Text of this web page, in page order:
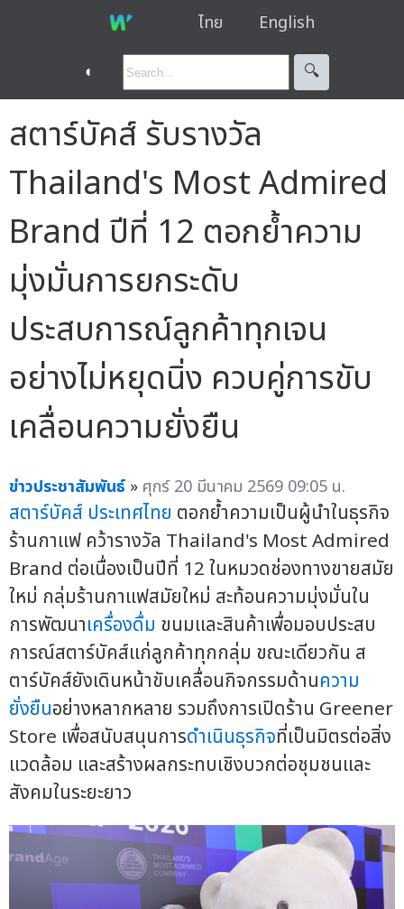
ไทย English
◐ 🔍︎
สตาร์บัคส์ รับรางวัล
Thailand's Most Admired
Brand ปีที่ 12 ตอกย้ำความ
มุ่งมั่นการยกระดับ
ประสบการณ์ลูกค้าทุกเจน
อย่างไม่หยุดนิ่ง ควบคู่การขับ
เคลื่อนความยั่งยืน
ข่าวประชาสัมพันธ์ » ศุกร์ 20 มีนาคม 2569 09:05 น.
สตาร์บัคส์ ประเทศไทย ตอกย้ำความเป็นผู้นำในธุรกิจ
ร้านกาแฟ คว้ารางวัล Thailand's Most Admired
Brand ต่อเนื่องเป็นปีที่ 12 ในหมวดช่องทางขายสมัย
ใหม่ กลุ่มร้านกาแฟสมัยใหม่ สะท้อนความมุ่งมั่นใน
การพัฒนาเครื่องดื่ม ขนมและสินค้าเพื่อมอบประสบ
การณ์สตาร์บัคส์แก่ลูกค้าทุกกลุ่ม ขณะเดียวกัน ส
ตาร์บัคส์ยังเดินหน้าขับเคลื่อนกิจกรรมด้านความ
ยั่งยืนอย่างหลากหลาย รวมถึงการเปิดร้าน Greener
Store เพื่อสนับสนุนการดำเนินธุรกิจที่เป็นมิตรต่อสิ่ง
แวดล้อม และสร้างผลกระทบเชิงบวกต่อชุมชนและ
สังคมในระยะยาว